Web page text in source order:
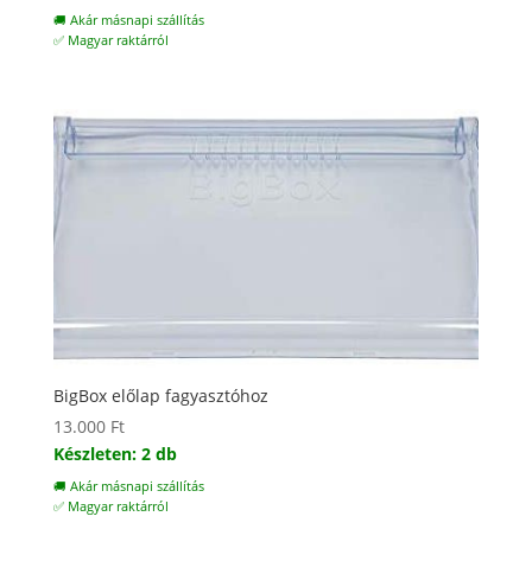
🚚 Akár másnapi szállítás
✅ Magyar raktárról
BigBox előlap fagyasztóhoz
13.000 Ft
Készleten: 2 db
🚚 Akár másnapi szállítás
✅ Magyar raktárról